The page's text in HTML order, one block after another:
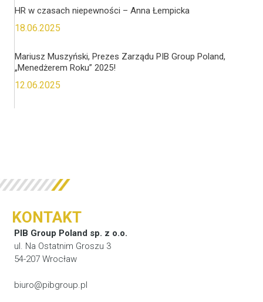
HR w czasach niepewności – Anna Łempicka
18.06.2025
Mariusz Muszyński, Prezes Zarządu PIB Group Poland,
„Menedżerem Roku” 2025!
12.06.2025
KONTAKT
PIB Group Poland sp. z o.o.
ul. Na Ostatnim Groszu 3
54-207 Wrocław
biuro@pibgroup.pl